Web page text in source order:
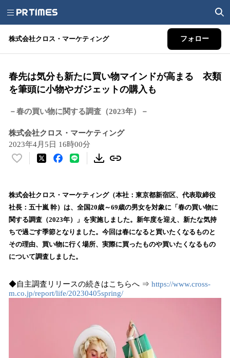
株式会社クロス・マーケティング フォロー
春先は気分も新たに買い物マインドが高まる 衣類
を筆頭に小物やガジェットの購入も
－春の買い物に関する調査（2023年）－
株式会社クロス・マーケティング
2023年4月5日 16時00分
い
！
数
を
読
込
み
で
す
株式会社クロス・マーケティング（本社：東京都新宿区、代表取締役
社長：五十嵐 幹）は、全国20歳～69歳の男女を対象に「春の買い物に
関する調査（2023年）」を実施しました。新年度を迎え、新たな気持
ちで過ごす季節となりました。今回は春になると買いたくなるものと
その理由、買い物に行く場所、実際に買ったものや買いたくなるもの
について調査しました。
◆自主調査リリースの続きはこちらへ ⇒ https://www.cross-
m.co.jp/report/life/20230405spring/